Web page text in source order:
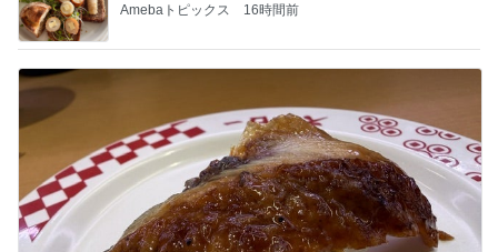
Amebaトピックス 16時間前